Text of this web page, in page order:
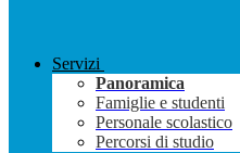
Servizi
Panoramica
Famiglie e studenti
Personale scolastico
Percorsi di studio